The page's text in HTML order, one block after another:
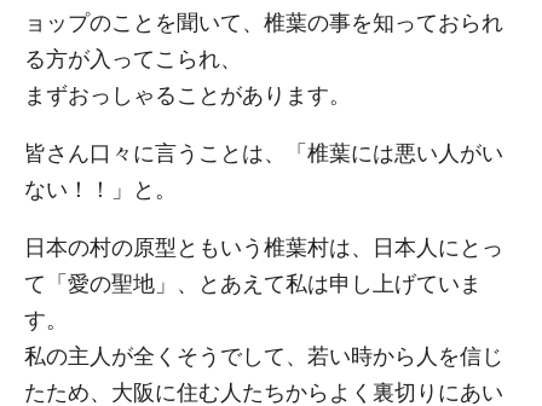
ョップのことを聞いて、椎葉の事を知っておられ
る方が入ってこられ、
まずおっしゃることがあります。
皆さん口々に言うことは、「椎葉には悪い人がい
ない！！」と。
日本の村の原型ともいう椎葉村は、日本人にとっ
て「愛の聖地」、とあえて私は申し上げていま
す。
私の主人が全くそうでして、若い時から人を信じ
たため、大阪に住む人たちからよく裏切りにあい